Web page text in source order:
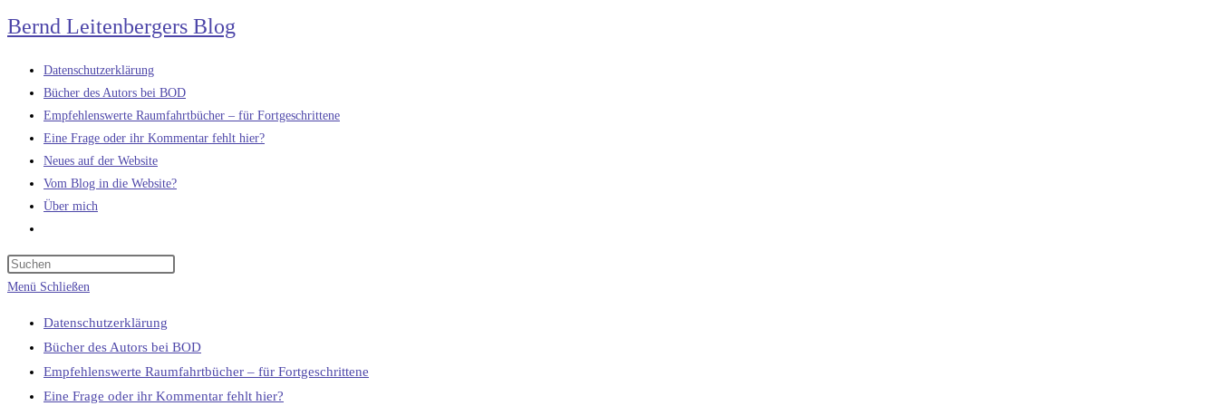
Zum
Inhalt
springen
Bernd Leitenbergers Blog
Datenschutzerklärung
Bücher des Autors bei BOD
Empfehlenswerte Raumfahrtbücher – für Fortgeschrittene
Eine Frage oder ihr Kommentar fehlt hier?
Neues auf der Website
Vom Blog in die Website?
Über mich
umschalten
Menü Schließen
Datenschutzerklärung
Bücher des Autors bei BOD
Empfehlenswerte Raumfahrtbücher – für Fortgeschrittene
Eine Frage oder ihr Kommentar fehlt hier?